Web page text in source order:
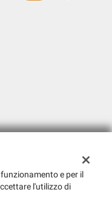
e per il
l'utilizzo di